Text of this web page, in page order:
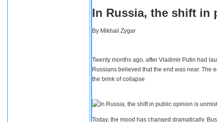
In Russia, the shift in
By Mikhail Zygar
Twenty months ago, after Vladimir Putin had
Russians believed that the end was near. The
the brink of collapse
Today, the mood has changed dramatically.